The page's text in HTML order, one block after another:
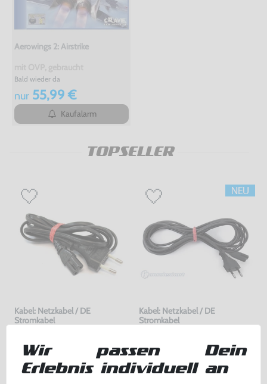
Aerowings 2: Airstrike
Bald wieder da
nur55,99 €
Kaufalarm
TOPSELLER
Kabel: Netzkabel / DE
Stromkabel
nur2,99 €
Kabel: Netzkabel / DE
Stromkabel
nur2,99 €
Wir passen Dein
Erlebnis individuell an